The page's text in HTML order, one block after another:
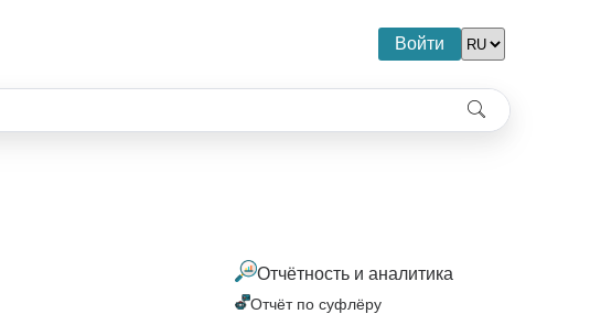
Войти
Отчётность и аналитика
Отчёт по суфлёру